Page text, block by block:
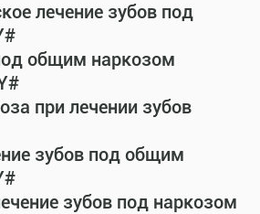
лечение зубов под
общим наркозом
при лечении зубов
зубов под общим
зубов под наркозом